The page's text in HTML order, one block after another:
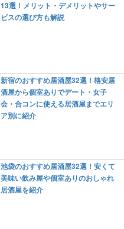
13選！メリット・デメリットやサー
ビスの選び方も解説
新宿のおすすめ居酒屋32選！格安居
酒屋から個室ありでデート・女子
会・合コンに使える居酒屋までエリ
ア別に紹介
池袋のおすすめ居酒屋32選！安くて
美味い飲み屋や個室ありのおしゃれ
居酒屋を紹介